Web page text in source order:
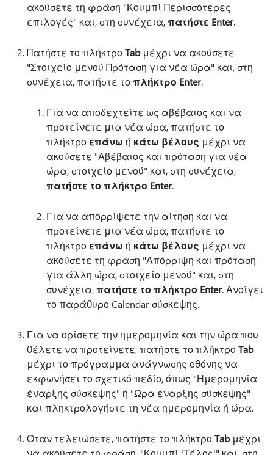
ακούσετε τη φράση "Κουμπί Περισσότερες
επιλογές" και, στη συνέχεια,πατήστε Enter.
Πατήστε το πλήκτροTabμέχρι να ακούσετε
"Στοιχείο μενού Πρόταση για νέα ώρα" και, στη
συνέχεια, πατήστε τοπλήκτρο Enter.
Για να αποδεχτείτε ως αβέβαιος και να
προτείνετε μια νέα ώρα, πατήστε το
πλήκτρο επάνω ή κάτω βέλους μέχρι να
ακούσετε "Αβέβαιος και πρόταση για νέα
ώρα, στοιχείο μενού" και, στη συνέχεια,
πατήστε το πλήκτρο Enter.
Για να απορρίψετε την αίτηση και να
προτείνετε μια νέα ώρα, πατήστε το
πλήκτρο επάνω ή κάτω βέλους μέχρι να
ακούσετε τη φράση "Απόρριψη και πρόταση
για άλλη ώρα, στοιχείο μενού" και, στη
συνέχεια,πατήστε το πλήκτρο Enter. Ανοίγει
το παράθυρο Calendar σύσκεψης.
Για να ορίσετε την ημερομηνία και την ώρα που
θέλετε να προτείνετε, πατήστε το πλήκτροTab
μέχρι το πρόγραμμα ανάγνωσης οθόνης να
εκφωνήσει το σχετικό πεδίο, όπως "Ημερομηνία
έναρξης σύσκεψης" ή "Ώρα έναρξης σύσκεψης"
και πληκτρολογήστε τη νέα ημερομηνία ή ώρα.
Όταν τελειώσετε, πατήστε το πλήκτροTabμέχρι